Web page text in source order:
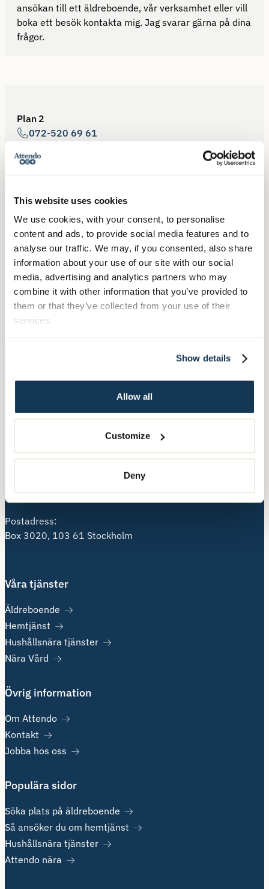
This website uses cookies
We use cookies, with your consent, to personalise
content and ads, to provide social media features and to
analyse our traffic. We may, if you consented, also share
information about your use of our site with our social
media, advertising and analytics partners who may
combine it with other information that you’ve provided to
them or that they’ve collected from your use of their
services.
Show details
Allow all
Customize
Deny
ansökan till ett äldreboende, vår verksamhet eller vill
boka ett besök kontakta mig. Jag svarar gärna på dina
frågor.
Plan 2
072-520 69 61
Plan 1
072-520 69 59
Samordnare
072-246 50 57
Kontakta oss
010-140 10 70
Besöksadress:
113 31 Stockholm
Postadress:
Box 3020, 103 61 Stockholm
Våra tjänster
Äldreboende
Hemtjänst
Hushållsnära tjänster
Nära Vård
Övrig information
Om Attendo
Kontakt
Jobba hos oss
Populära sidor
Söka plats på äldreboende
Så ansöker du om hemtjänst
Hushållsnära tjänster
Attendo nära